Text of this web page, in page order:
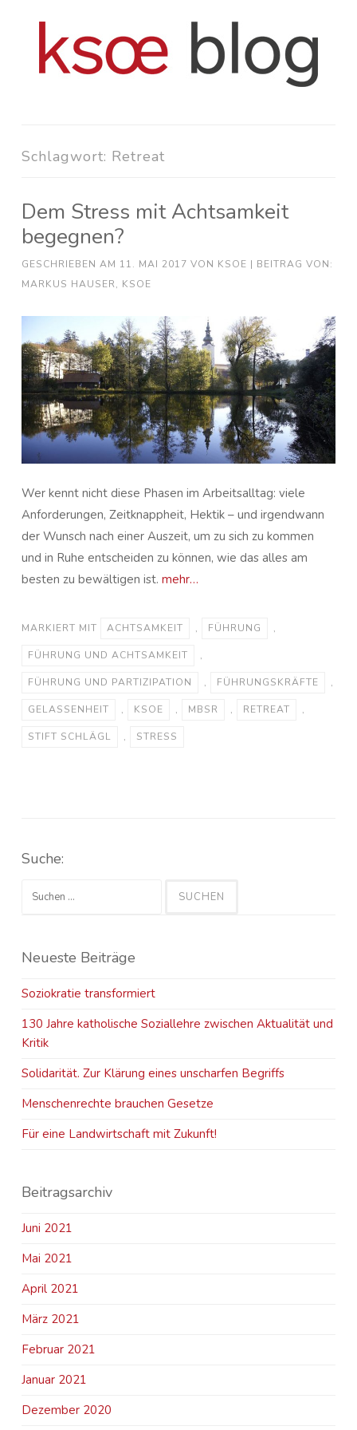
Inhalt
springen
Schlagwort: Retreat
Dem Stress mit Achtsamkeit
begegnen?
GESCHRIEBEN AM 11. MAI 2017 VON KSOE | BEITRAG VON:
MARKUS HAUSER, KSOE
Wer kennt nicht diese Phasen im Arbeitsalltag: viele
Anforderungen, Zeitknappheit, Hektik – und irgendwann
der Wunsch nach einer Auszeit, um zu sich zu kommen
und in Ruhe entscheiden zu können, wie das alles am
besten zu bewältigen ist. mehr…
MARKIERT MIT ACHTSAMKEIT , FÜHRUNG ,
FÜHRUNG UND ACHTSAMKEIT ,
FÜHRUNG UND PARTIZIPATION , FÜHRUNGSKRÄFTE ,
GELASSENHEIT , KSOE , MBSR , RETREAT ,
STIFT SCHLÄGL , STRESS
Suche:
Neueste Beiträge
Soziokratie transformiert
130 Jahre katholische Soziallehre zwischen Aktualität und
Kritik
Solidarität. Zur Klärung eines unscharfen Begriffs
Menschenrechte brauchen Gesetze
Für eine Landwirtschaft mit Zukunft!
Beitragsarchiv
Juni 2021
Mai 2021
April 2021
März 2021
Februar 2021
Januar 2021
Dezember 2020